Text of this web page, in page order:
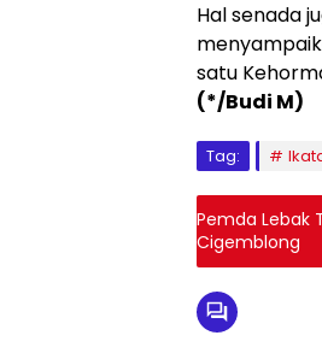
Hal senada
satu
(*/Budi M)
Tag:
Pemda Lebak
Cigemblong